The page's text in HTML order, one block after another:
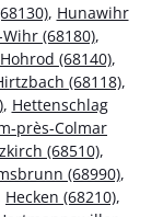
, Hunawihr
(68180),
Hohrod (68140),
(68118),
, Hettenschlag
près-Colmar
(68510),
(68990),
Hecken (68210),